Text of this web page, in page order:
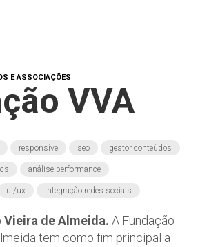
E ASSOCIAÇÕES
VVA
responsive seo gestor conteúdos
análise performance
ui/ux integração redes sociais
Vieira de Almeida. A Fundação
tem como fim principal a